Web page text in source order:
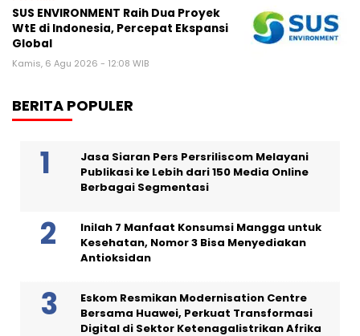
SUS ENVIRONMENT Raih Dua Proyek
WtE di Indonesia, Percepat Ekspansi
Global
Kamis, 6 Agu 2026 - 12:08 WIB
BERITA POPULER
Jasa Siaran Pers Persriliscom Melayani
Publikasi ke Lebih dari 150 Media Online
Berbagai Segmentasi
Inilah 7 Manfaat Konsumsi Mangga untuk
Kesehatan, Nomor 3 Bisa Menyediakan
Antioksidan
Eskom Resmikan Modernisation Centre
Bersama Huawei, Perkuat Transformasi
Digital di Sektor Ketenagalistrikan Afrika